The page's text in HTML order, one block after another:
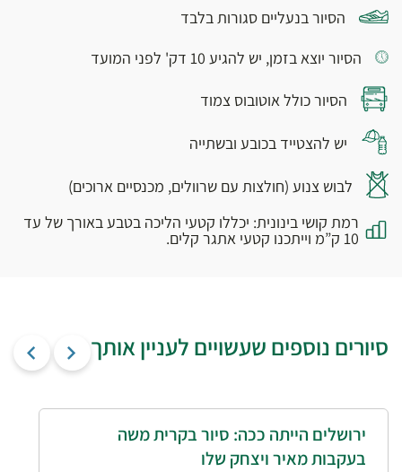
הסיור בנעליים סגורות בלבד
הסיור יוצא בזמן, יש להגיע 10 דק' לפני המועד
הסיור כולל אוטובוס צמוד
יש להצטייד בכובע ובשתייה
לבוש צנוע (חולצות עם שרוולים, מכנסיים ארוכים)
רמת קושי בינונית: יכללו קטעי הליכה בטבע באורך של עד
10 ק”מ וייתכנו קטעי אתגר קלים.
סיורים נוספים שעשויים לעניין אותך
ירושלים הייתה ככה: סיור בקרית משה
בעקבות מאיר ויצחק שלו